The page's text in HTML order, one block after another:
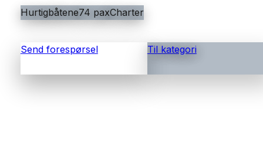
Hurtigbåtene74 paxCharter
Send forespørsel Til kategori